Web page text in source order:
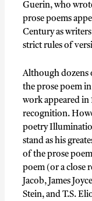
Guerin, who
prose poems
Century as
strict rules of
Although dozens
the prose poem in
work appeared in
recognition.
poetry
stand as his
of the prose
poem (or a close
Jacob, James
Stein, and T.S.